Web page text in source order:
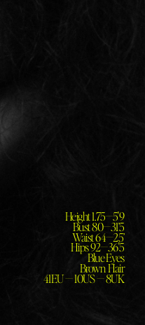
Height 1.75—5'9
Bust 80—31’5
Waist 64—25’
Hips 92—36'5
Blue Eyes
Brown Hair
41EU — 10US — 8UK